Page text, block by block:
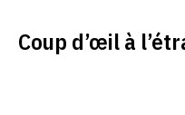
Coup d’œil à